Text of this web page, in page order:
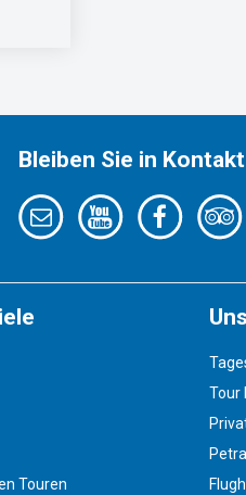
Bleiben Sie in Kontakt
Touren
Tour